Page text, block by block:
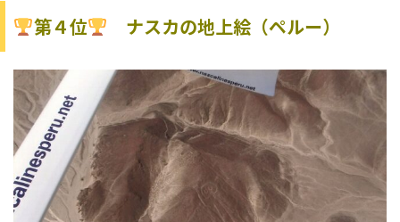
第４位 ナスカの地上絵（ペルー）